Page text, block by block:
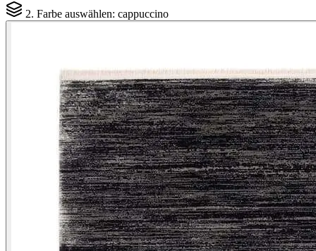
2. Farbe auswählen: cappuccino